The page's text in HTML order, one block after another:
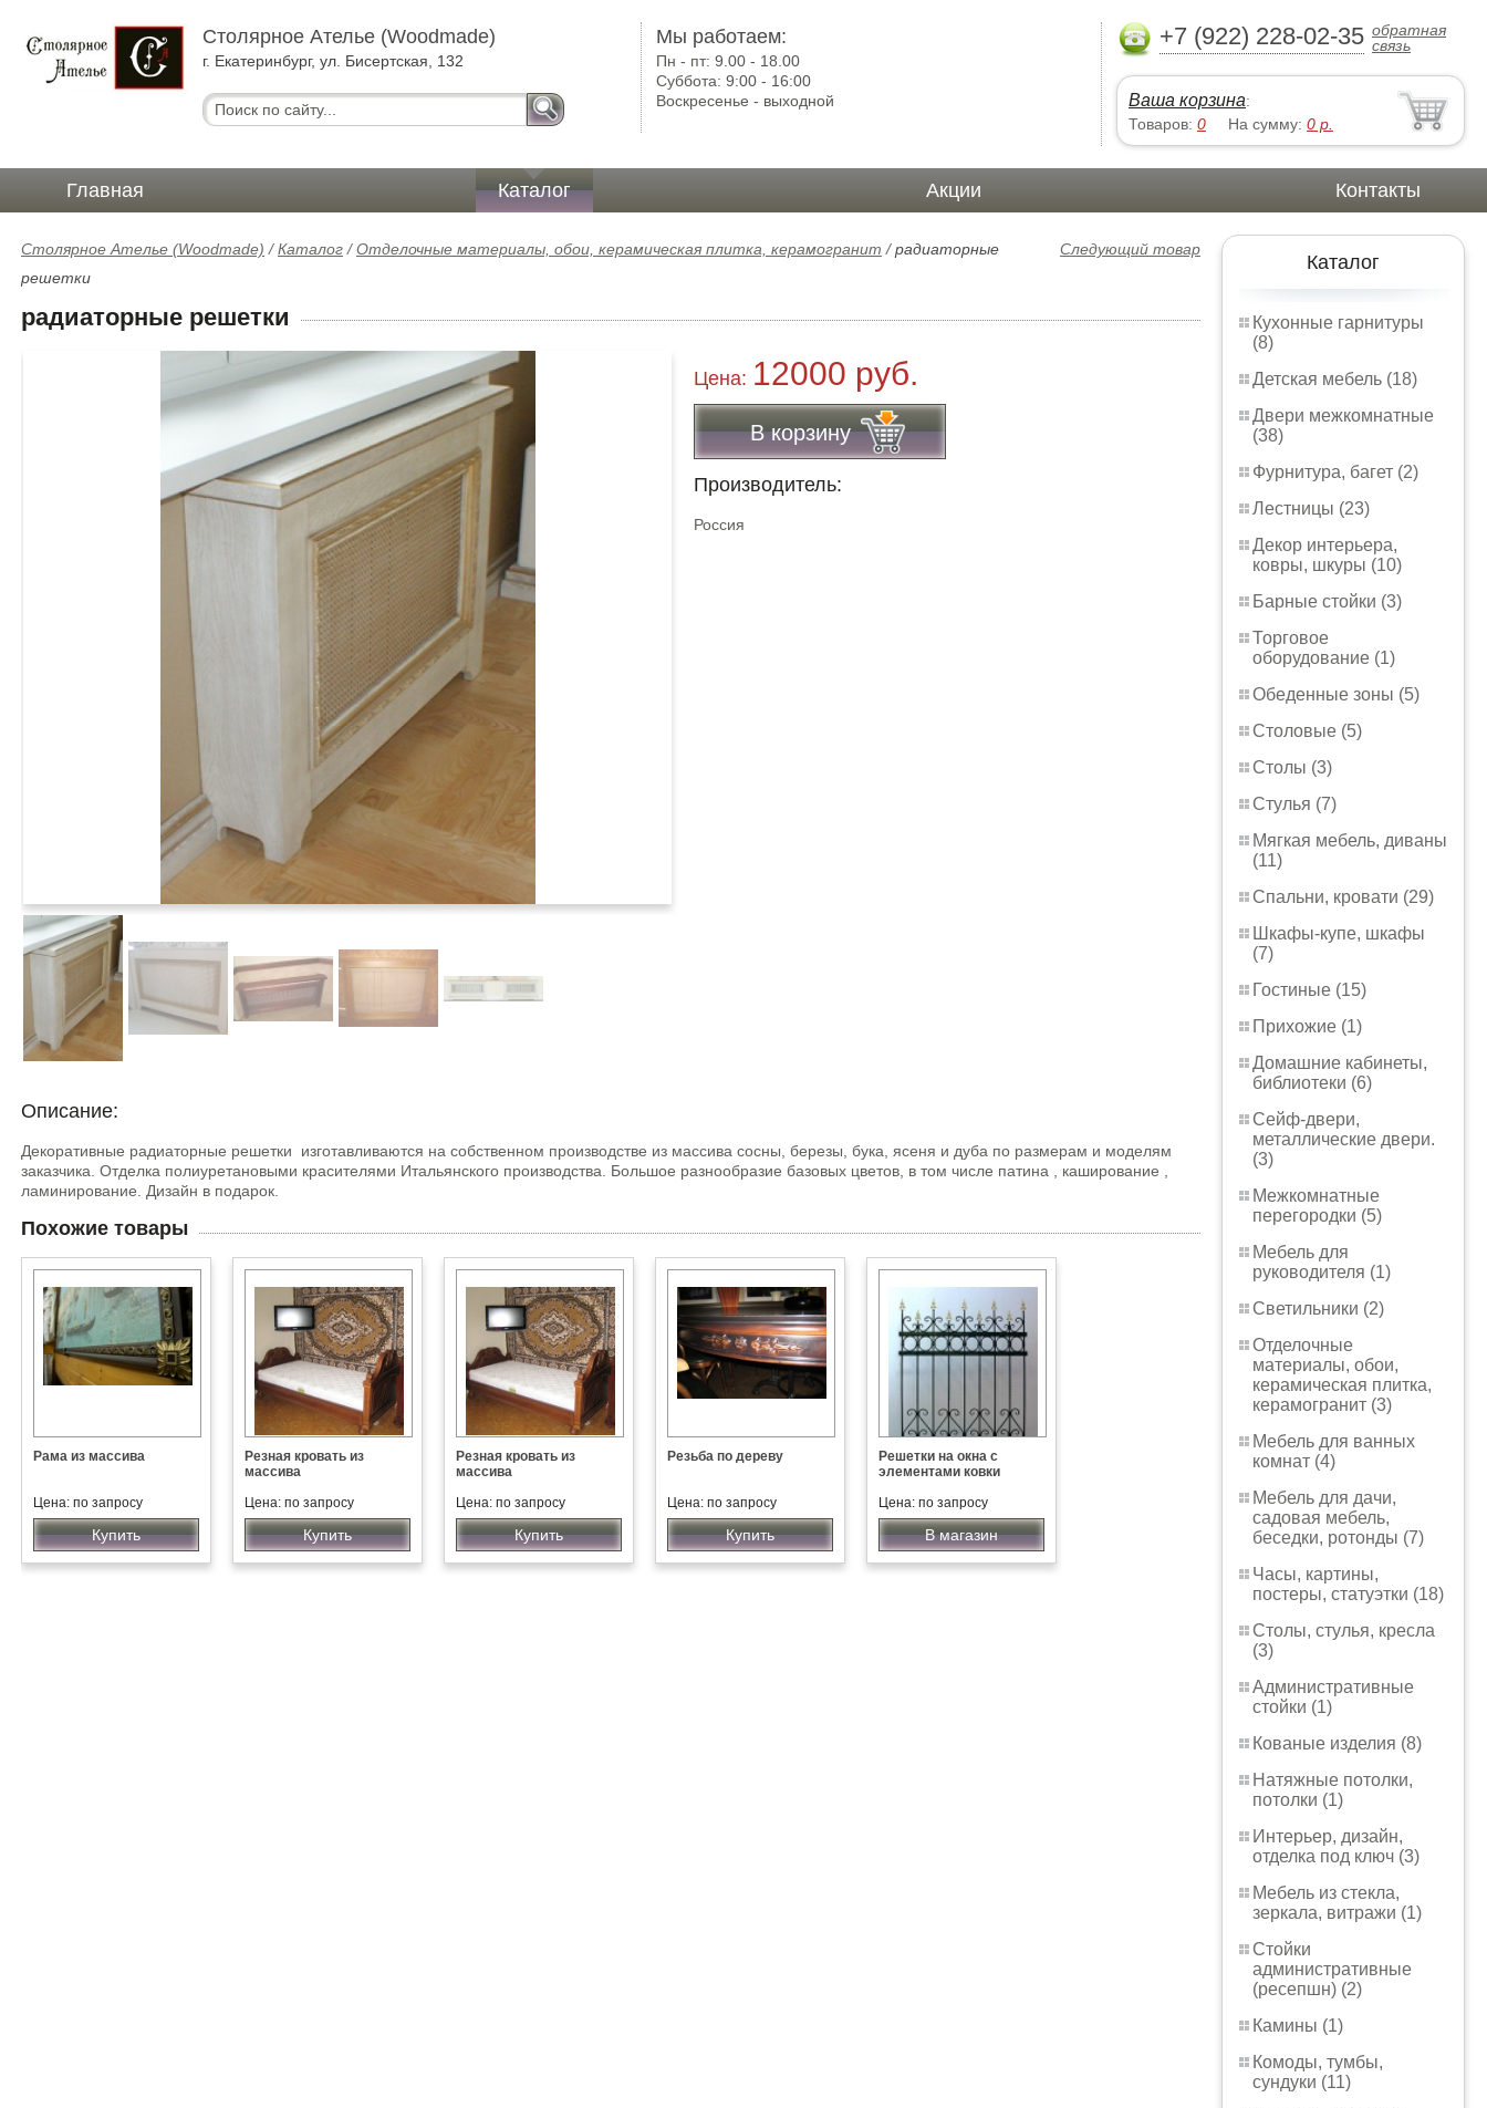
Столярное Ателье (Woodmade)
г. Екатеринбург, ул. Бисертская, 132
Мы работаем:
Пн - пт:9.00 - 18.00
Суббота:9:00 - 16:00
Воскресенье - выходной
+7 (922) 228-02-35 обратная
связь
Ваша корзина:
Товаров: 0 На сумму: 0 р.
Главная Каталог Акции Контакты
Каталог
Кухонные гарнитуры
(8)
Детская мебель (18)
Двери межкомнатные
(38)
Фурнитура, багет (2)
Лестницы (23)
Декор интерьера,
ковры, шкуры (10)
Барные стойки (3)
Торговое
оборудование (1)
Обеденные зоны (5)
Столовые (5)
Столы (3)
Стулья (7)
Мягкая мебель, диваны
(11)
Спальни, кровати (29)
Шкафы-купе, шкафы
(7)
Гостиные (15)
Прихожие (1)
Домашние кабинеты,
библиотеки (6)
Сейф-двери,
металлические двери.
(3)
Межкомнатные
перегородки (5)
Мебель для
руководителя (1)
Светильники (2)
Отделочные
материалы, обои,
керамическая плитка,
керамогранит (3)
Мебель для ванных
комнат (4)
Мебель для дачи,
садовая мебель,
беседки, ротонды (7)
Часы, картины,
постеры, статуэтки (18)
Столы, стулья, кресла
(3)
Административные
стойки (1)
Кованые изделия (8)
Натяжные потолки,
потолки (1)
Интерьер, дизайн,
отделка под ключ (3)
Мебель из стекла,
зеркала, витражи (1)
Стойки
административные
(ресепшн) (2)
Камины (1)
Комоды, тумбы,
сундуки (11)
Следующий товар
Столярное Ателье (Woodmade) /Каталог /Отделочные материалы, обои, керамическая плитка, керамогранит /радиаторные
решетки
радиаторные решетки
Цена: 12000 руб.
В корзину
Производитель:
Россия
Описание:
Декоративные радиаторные решетки изготавливаются на собственном производстве из массива сосны, березы, бука, ясеня и дуба по размерам и моделям
заказчика. Отделка полиуретановыми красителями Итальянского производства. Большое разнообразие базовых цветов, в том числе патина , каширование ,
ламинирование. Дизайн в подарок.
Похожие товары
Рама из массива
Цена: по запросу
Купить
Резная кровать из
массива
Цена: по запросу
Купить
Резная кровать из
массива
Цена: по запросу
Купить
Резьба по дереву
Цена: по запросу
Купить
Решетки на окна с
элементами ковки
Цена: по запросу
В магазин